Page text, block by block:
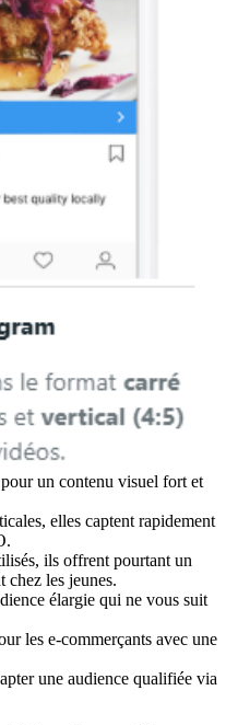
un contenu visuel fort et
elles captent rapidement
ils offrent pourtant un
chez les jeunes.
élargie qui ne vous suit
les e-commerçants avec une
une audience qualifiée via